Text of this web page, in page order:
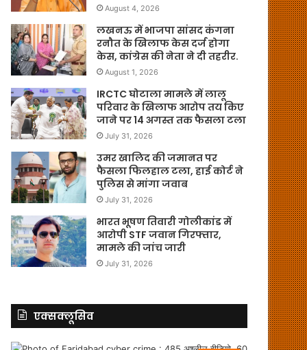
August 4, 2026
लखनऊ में भाजपा सांसद कंगना
रनौत के खिलाफ केस दर्ज होगा
केस, कांग्रेस की नेता ने दी तहरीर.
August 1, 2026
IRCTC घोटाला मामले में लालू
परिवार के खिलाफ आरोप तय किए
जाने पर 14 अगस्त तक फैसला टला
July 31, 2026
उमर खालिद की जमानत पर
फैसला फिलहाल टला, हाई कोर्ट ने
पुलिस से मांगा जवाब
July 31, 2026
भारत भूषण तिवारी गोलीकांड में
आरोपी STF जवान गिरफ्तार,
मामले की जांच जारी
July 31, 2026
एक्सक्लूसिव